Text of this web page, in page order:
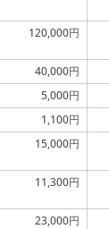
120,000円
40,000円
5,000円
1,100円
15,000円
11,300円
23,000円